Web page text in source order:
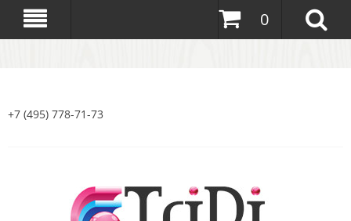
0
+7 (495) 778-71-73